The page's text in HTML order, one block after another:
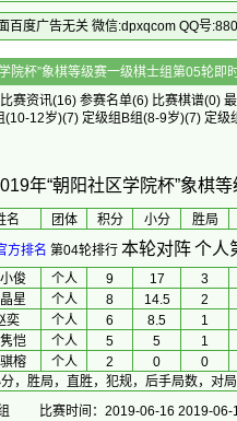
百度广告无关 微信:dpxqcom QQ号
阳社区学院杯”象棋等
比赛资讯(16) 参赛名单(6) 比赛棋谱(0)
(10-12岁)(7) 定级组B组(8-9岁)(7) 定级
年“朝阳社区学院杯”象棋
名 团体 积分 小分
胜局
方排名 第04轮排行 本轮对阵个人
俊 个人 9 17
3
星 个人 8 14.5
2
奕 个人 6 8.5
1
恺 个人 5 5
1
榕 个人 2 0
0
，胜局，直胜，犯规，后手局数，对
比赛时间：2019-06-16 2019-06-